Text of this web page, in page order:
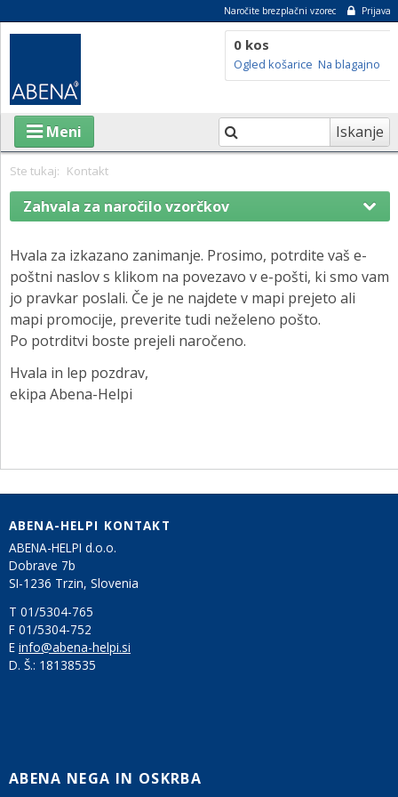
Naročite brezplačni vzorec Prijava
0 kos
Ogled košarice Na blagajno
Iskanje
Meni
IZDELKI
O ABENI
TRAJNOSTNOST
SVETOVALNI CENTER
BLOG
KONTAKT
PRIJAVA
Ste tukaj: Kontakt
Zahvala za naročilo vzorčkov
Naročilo vzorcev
Zaposlitev v Abeni
Abena na družbenih medijih
Hvala za izkazano zanimanje. Prosimo, potrdite vaš e-
poštni naslov s klikom na povezavo v e-pošti, ki smo vam
jo pravkar poslali. Če je ne najdete v mapi prejeto ali
mapi promocije, preverite tudi neželeno pošto.
Po potrditvi boste prejeli naročeno.
Hvala in lep pozdrav,
ekipa Abena-Helpi
ABENA-HELPI KONTAKT
ABENA-HELPI d.o.o.
Dobrave 7b
SI-1236 Trzin, Slovenia
T 01/5304-765
F 01/5304-752
E info@abena-helpi.si
D. Š.: 18138535
ABENA NEGA IN OSKRBA